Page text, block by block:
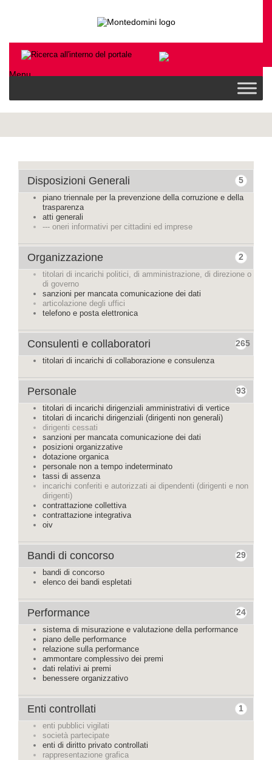
Menu
5
Disposizioni Generali
piano triennale per la prevenzione della corruzione e della
trasparenza
atti generali
--- oneri informativi per cittadini ed imprese
2
Organizzazione
titolari di incarichi politici, di amministrazione, di direzione o
di governo
sanzioni per mancata comunicazione dei dati
articolazione degli uffici
telefono e posta elettronica
265
Consulenti e collaboratori
titolari di incarichi di collaborazione e consulenza
93
Personale
titolari di incarichi dirigenziali amministrativi di vertice
titolari di incarichi dirigenziali (dirigenti non generali)
dirigenti cessati
sanzioni per mancata comunicazione dei dati
posizioni organizzative
dotazione organica
personale non a tempo indeterminato
tassi di assenza
incarichi conferiti e autorizzati ai dipendenti (dirigenti e non
dirigenti)
contrattazione collettiva
contrattazione integrativa
oiv
29
Bandi di concorso
bandi di concorso
elenco dei bandi espletati
24
Performance
sistema di misurazione e valutazione della performance
piano delle performance
relazione sulla performance
ammontare complessivo dei premi
dati relativi ai premi
benessere organizzativo
1
Enti controllati
enti pubblici vigilati
società partecipate
enti di diritto privato controllati
rappresentazione grafica